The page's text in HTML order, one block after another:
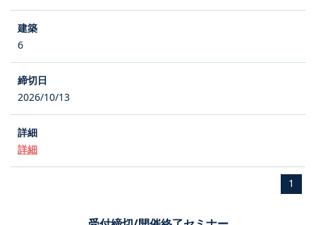
6
2026/10/13
詳細
1